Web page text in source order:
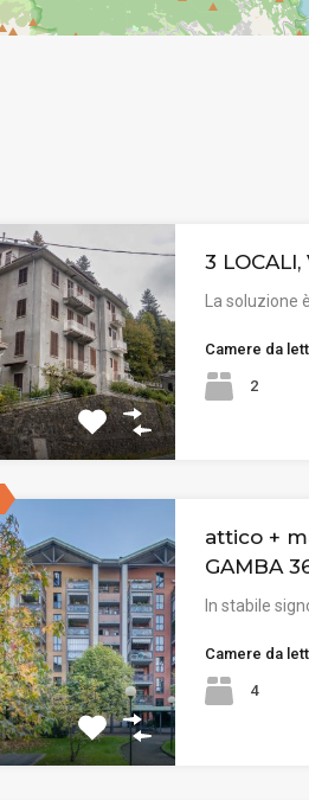
3 LOCALI,
La soluzione
Camere da
2
attico +
GAMBA
In stabile
Camere da
4